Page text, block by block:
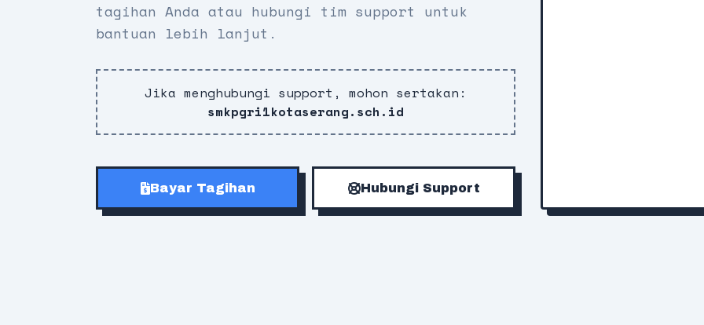
tagihan Anda atau hubungi tim support untuk
bantuan lebih lanjut.
Jika menghubungi support, mohon sertakan:
smkpgri1kotaserang.sch.id
Bayar Tagihan Hubungi Support